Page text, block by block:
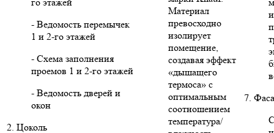
- Ведомость перемычек
1 и 2-го этажей
- Схема заполнения
проемов 1 и 2-го этажей
- Ведомость дверей и
окон
2. Цоколь
Материал
превосходно
изолирует
помещение,
создавая эффект
«дышащего
термоса» с
оптимальным
соотношением
температура/
7.